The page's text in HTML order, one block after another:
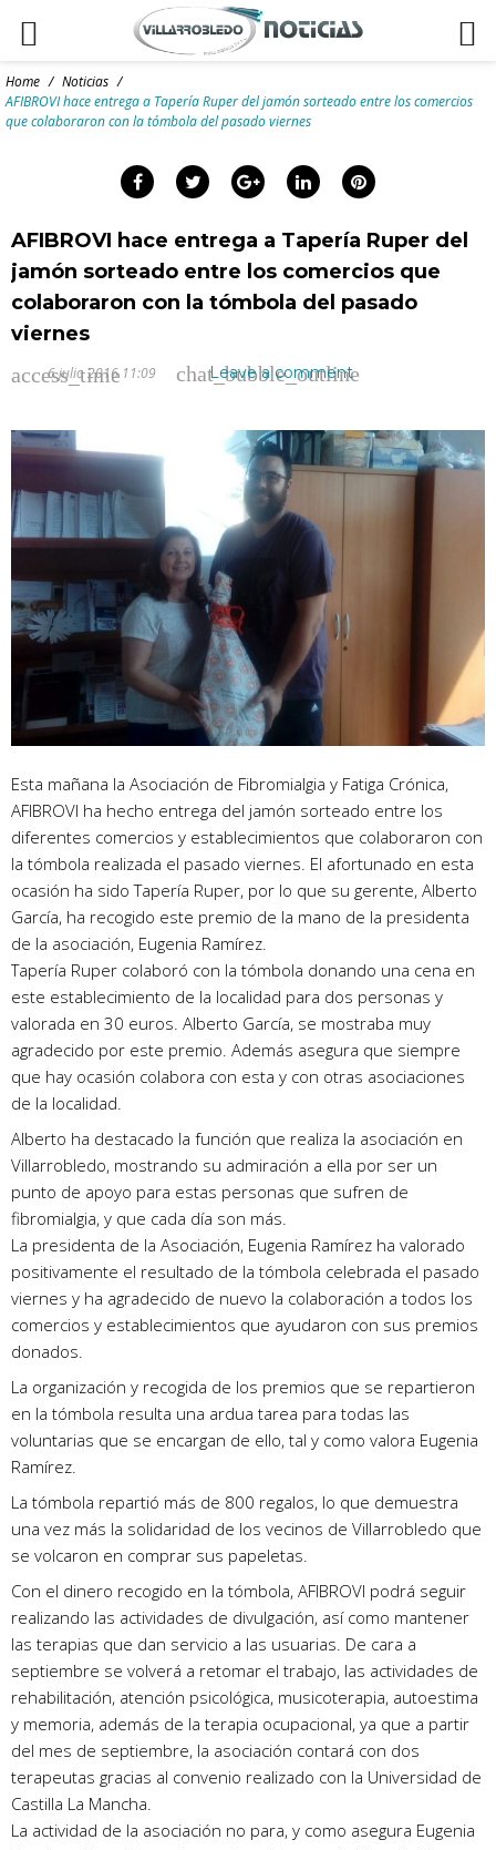
Skip
to
content
Home / Noticias /
AFIBROVI hace entrega a Tapería Ruper del jamón sorteado entre los comercios
que colaboraron con la tómbola del pasado viernes
FacebookTwitterGoogle+LinkedInPinterest
AFIBROVI hace entrega a Tapería Ruper del
jamón sorteado entre los comercios que
colaboraron con la tómbola del pasado
viernes
access_time
6 julio 2016 11:09 chat_bubble_outline
Leave a comment
Esta mañana la Asociación de Fibromialgia y Fatiga Crónica,
AFIBROVI ha hecho entrega del jamón sorteado entre los
diferentes comercios y establecimientos que colaboraron con
la tómbola realizada el pasado viernes. El afortunado en esta
ocasión ha sido Tapería Ruper, por lo que su gerente, Alberto
García, ha recogido este premio de la mano de la presidenta
de la asociación, Eugenia Ramírez.
Tapería Ruper colaboró con la tómbola donando una cena en
este establecimiento de la localidad para dos personas y
valorada en 30 euros. Alberto García, se mostraba muy
agradecido por este premio. Además asegura que siempre
que hay ocasión colabora con esta y con otras asociaciones
de la localidad.
Alberto ha destacado la función que realiza la asociación en
Villarrobledo, mostrando su admiración a ella por ser un
punto de apoyo para estas personas que sufren de
fibromialgia, y que cada día son más.
La presidenta de la Asociación, Eugenia Ramírez ha valorado
positivamente el resultado de la tómbola celebrada el pasado
viernes y ha agradecido de nuevo la colaboración a todos los
comercios y establecimientos que ayudaron con sus premios
donados.
La organización y recogida de los premios que se repartieron
en la tómbola resulta una ardua tarea para todas las
voluntarias que se encargan de ello, tal y como valora Eugenia
Ramírez.
La tómbola repartió más de 800 regalos, lo que demuestra
una vez más la solidaridad de los vecinos de Villarrobledo que
se volcaron en comprar sus papeletas.
Con el dinero recogido en la tómbola, AFIBROVI podrá seguir
realizando las actividades de divulgación, así como mantener
las terapias que dan servicio a las usuarias. De cara a
septiembre se volverá a retomar el trabajo, las actividades de
rehabilitación, atención psicológica, musicoterapia, autoestima
y memoria, además de la terapia ocupacional, ya que a partir
del mes de septiembre, la asociación contará con dos
terapeutas gracias al convenio realizado con la Universidad de
Castilla La Mancha.
La actividad de la asociación no para, y como asegura Eugenia